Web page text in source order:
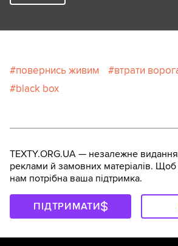
повернись живим втрати
black box
TEXTY.ORG.UA — незалежне видання
реклами й замовних матеріалів. Щоб
нам потрібна ваша підтримка.
ПІДТРИМАТИ